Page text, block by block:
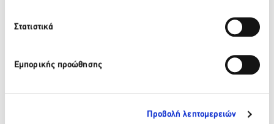
Στατιστικά
Εμπορικής προώθησης
Προβολή λεπτομερειών
Πρόσφατα νέα
ΒΙΚΟΣ: Το φυσικό μεταλλικό νερό ΒΙΚΟΣ στο πλευρό της